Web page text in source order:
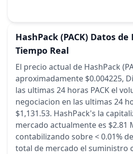
HashPack (PACK) Datos de
Tiempo Real
El precio actual de HashPack
aproximadamente $0.004225,
las ultimas 24 horas PACK el
negociacion en las ultimas 24
$1,131.53. HashPack's la
mercado actualmente es $2.81
contabilizando sobre < 0.01%
total de mercado el suministro